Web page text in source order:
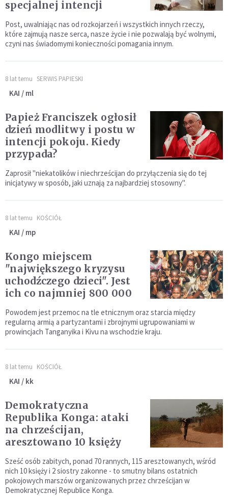
specjalnej intencji
Post, uwalniając nas od rozkojarzeń i wszystkich innych rzeczy,
które zajmują nasze serca, nasze życie i nie pozwalają być wolnymi,
czyni nas świadomymi konieczności pomagania innym.
8 lat temu SERWIS PAPIESKI
KAI / ml
Papież Franciszek ogłosił
dzień modlitwy i postu w
intencji pokoju. Kiedy
przypada?
Zaprosił "niekatolików i niechrześcijan do przyłączenia się do tej
inicjatywy w sposób, jaki uznają za najbardziej stosowny".
8 lat temu KOŚCIÓŁ
KAI / mp
Kongo miejscem
"największego kryzysu
uchodźczego dzieci". Jest
ich co najmniej 800 000
Powodem jest przemoc na tle etnicznym oraz starcia między
regularną armią a partyzantami i zbrojnymi ugrupowaniami w
prowincjach Tanganyika i Kivu na wschodzie kraju.
8 lat temu KOŚCIÓŁ
KAI / kk
Demokratyczna
Republika Konga: ataki
na chrześcijan,
aresztowano 10 księży
Sześć osób zabitych, ponad 70 rannych, 115 aresztowanych, wśród
nich 10 księży i 2 siostry zakonne - to smutny bilans ostatnich
pokojowych marszów organizowanych przez chrześcijan w
Demokratycznej Republice Konga.